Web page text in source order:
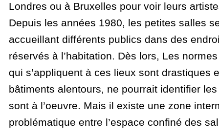
Londres ou à Bruxelles pour voir leurs
Depuis les années 1980, les petites salles
accueillant différents publics dans des
réservés à l’habitation. Dès lors, Les
qui s’appliquent à ces lieux sont drastiques
bâtiments alentours, ne pourrait identifier
sont à l’oeuvre. Mais il existe une zone
problématique entre l’espace confiné des